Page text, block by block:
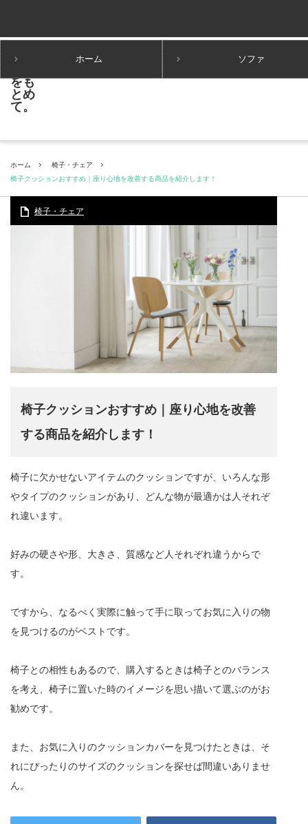
ホーム ソファ
ホーム
椅子・チェア
椅子クッションおすすめ｜座り心地を改善する商品を紹介します！
椅子・チェア
椅子クッションおすすめ｜座り心地を改善
する商品を紹介します！
椅子に欠かせないアイテムのクッションですが、いろんな形
やタイプのクッションがあり、どんな物が最適かは人それぞ
れ違います。
好みの硬さや形、大きさ、質感など人それぞれ違うからで
す。
ですから、なるべく実際に触って手に取ってお気に入りの物
を見つけるのがベストです。
椅子との相性もあるので、購入するときは椅子とのバランス
を考え、椅子に置いた時のイメージを思い描いて選ぶのがお
勧めです。
また、お気に入りのクッションカバーを見つけたときは、そ
れにぴったりのサイズのクッションを探せば間違いありませ
ん。